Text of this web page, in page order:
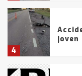
4
joven